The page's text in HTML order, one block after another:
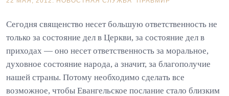
Сегодня священство несет большую ответственность не
только за состояние дел в Церкви, за состояние дел в
приходах — оно несет ответственность за моральное,
духовное состояние народа, а значит, за благополучие
нашей страны. Потому необходимо сделать все
возможное, чтобы Евангельское послание стало близким